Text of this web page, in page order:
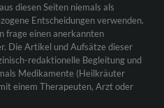
diesen Seiten niemals als
Entscheidungen verwenden.
frage einen anerkannten
Die Artikel und Aufsätze dieser
redaktionelle Begleitung und
Medikamente (Heilkräuter
einem Therapeuten, Arzt oder